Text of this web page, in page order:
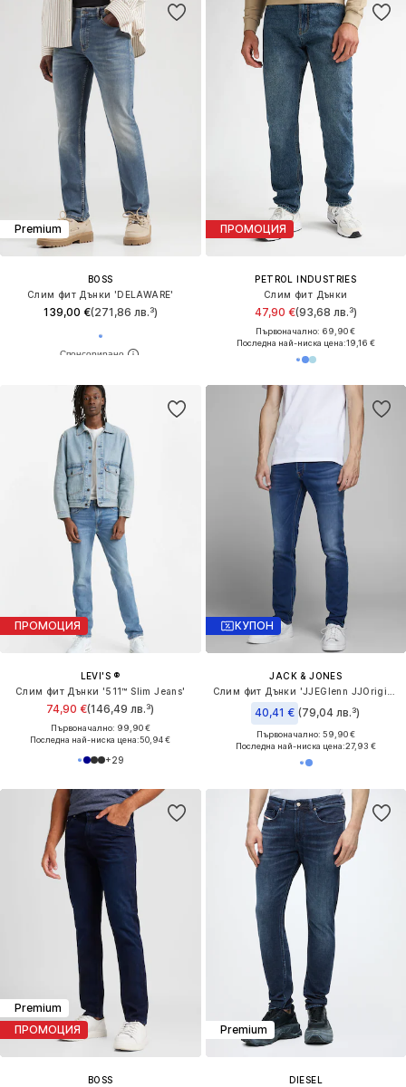
Premium
BOSS
Слим фит Дънки 'DELAWARE'
139,00 €(271,86 лв.³)
ПРОМОЦИЯ
PETROL INDUSTRIES
Слим фит Дънки
47,90 €(93,68 лв.³)
Първоначално: 69,90 €
Последна най-ниска цена:19,16 €
ПРОМОЦИЯ
LEVI'S ®
Слим фит Дънки '511™ Slim Jeans'
74,90 €(146,49 лв.³)
Първоначално: 99,90 €
Последна най-ниска цена:50,94 €
+29
КУПОН
JACK & JONES
40,41 € (79,04 лв.³)
Първоначално: 59,90 €
Последна най-ниска цена:27,93 €
Premium
ПРОМОЦИЯ
BOSS
Premium
DIESEL